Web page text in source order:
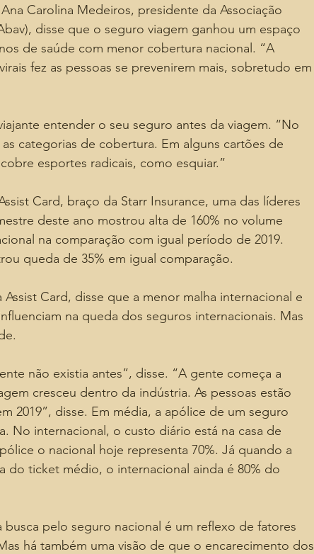
Carolina Medeiros, presidente da Associação
disse que o seguro viagem ganhou um espaço
de saúde com menor cobertura nacional. “A
fez as pessoas se prevenirem mais, sobretudo em
entender o seu seguro antes da viagem. “No
categorias de cobertura. Em alguns cartões de
esportes radicais, como esquiar.”
Card, braço da Starr Insurance, uma das líderes
deste ano mostrou alta de 160% no volume
na comparação com igual período de 2019.
queda de 35% em igual comparação.
Card, disse que a menor malha internacional e
na queda dos seguros internacionais. Mas
não existia antes”, disse. “A gente começa a
cresceu dentro da indústria. As pessoas estão
2019”, disse. Em média, a apólice de um seguro
No internacional, o custo diário está na casa de
o nacional hoje representa 70%. Já quando a
do ticket médio, o internacional ainda é 80% do
busca pelo seguro nacional é um reflexo de fatores
há também uma visão de que o encarecimento dos